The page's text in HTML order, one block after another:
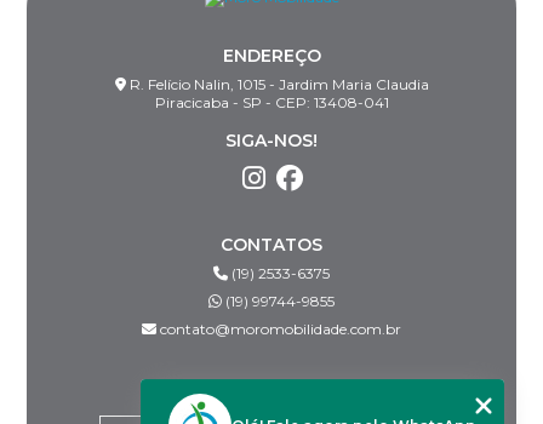
ENDEREÇO
R. Felício Nalin, 1015 - Jardim Maria Claudia
Piracicaba - SP - CEP: 13408-041
SIGA-NOS!
CONTATOS
(19) 2533-6375
(19) 99744-9855
contato@moromobilidade.com.br